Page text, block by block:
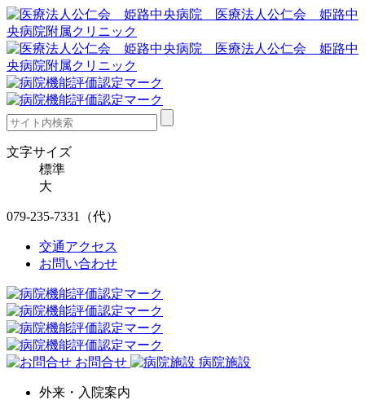
文字サイズ
標準
大
079-235-7331 （代）
交通アクセス
お問い合わせ
お問合せ 病院施設
外来・入院案内